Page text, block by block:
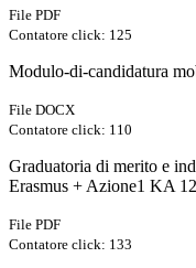
File PDF
Contatore click: 125
Modulo-di-candidatura
File DOCX
Contatore click: 110
Graduatoria di merito e
Erasmus + Azione1 KA
File PDF
Contatore click: 133